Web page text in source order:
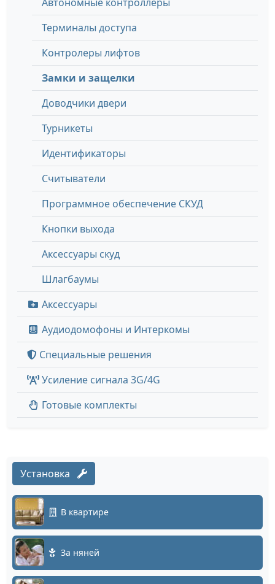
Терминалы доступа
Контролеры лифтов
Замки и защелки
Доводчики двери
Турникеты
Идентификаторы
Считыватели
Программное обеспечение СКУД
Кнопки выхода
Аксессуары скуд
Шлагбаумы
Аксессуары
Аудиодомофоны и Интеркомы
Специальные решения
Усиление сигнала 3G/4G
Готовые комплекты
Установка
В квартире
За няней